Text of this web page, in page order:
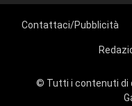
Contattaci/Pubblicità
© Tutti i contenuti di